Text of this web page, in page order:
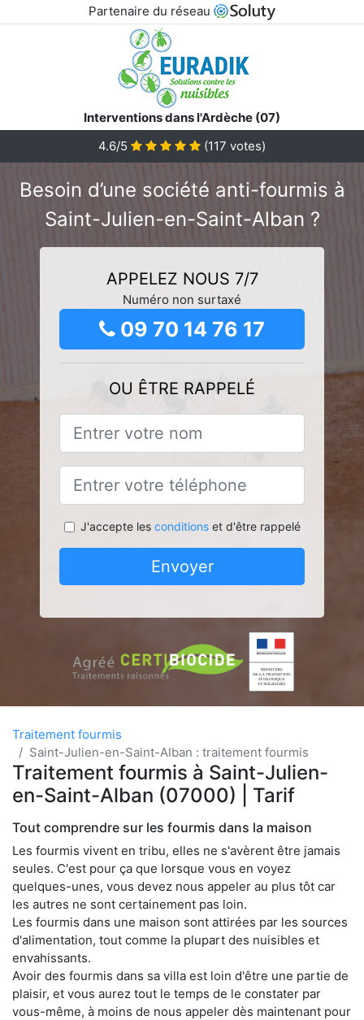
Partenaire du réseau
Interventions dans l'Ardèche (07)
4.6/5
(117 votes)
Besoin d’une société anti-fourmis à
Saint-Julien-en-Saint-Alban ?
APPELEZ NOUS 7/7
Numéro non surtaxé
09 70 14 76 17
OU ÊTRE RAPPELÉ
J'accepte les conditionset d'être rappelé
Envoyer
Traitement fourmis
Saint-Julien-en-Saint-Alban : traitement fourmis
Traitement fourmis à Saint-Julien-
en-Saint-Alban (07000) | Tarif
Tout comprendre sur les fourmis dans la maison
Les fourmis vivent en tribu, elles ne s'avèrent être jamais
seules. C'est pour ça que lorsque vous en voyez
quelques-unes, vous devez nous appeler au plus tôt car
les autres ne sont certainement pas loin.
Les fourmis dans une maison sont attirées par les sources
d'alimentation, tout comme la plupart des nuisibles et
envahissants.
Avoir des fourmis dans sa villa est loin d'être une partie de
plaisir, et vous aurez tout le temps de le constater par
vous-même, à moins de nous appeler dès maintenant pour